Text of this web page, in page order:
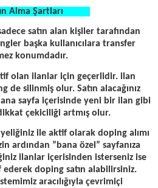
Alma Şartları
satın alan kişiler tarafından
başka kullanıcılara transfer
konumdadır.
olan ilanlar için geçerlidir. ilan
de silinmiş olur. Satın alacağınız
sayfa içerisinde yeni bir ilan gibi
çekiciliği artmış olur.
ile aktif olarak doping alımı
ardından ”bana özel” sayfanıza
ilanlar içerisinden isterseniz ise
ederek doping satın alabilirsiniz.
aracılığıyla çevrimiçi